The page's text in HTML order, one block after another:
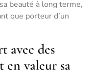
beauté à long terme,
que porteur d’un
avec des
en valeur sa